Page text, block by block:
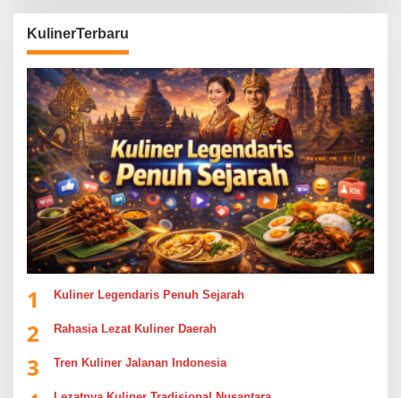
KulinerTerbaru
1 Kuliner Legendaris Penuh Sejarah
2 Rahasia Lezat Kuliner Daerah
3 Tren Kuliner Jalanan Indonesia